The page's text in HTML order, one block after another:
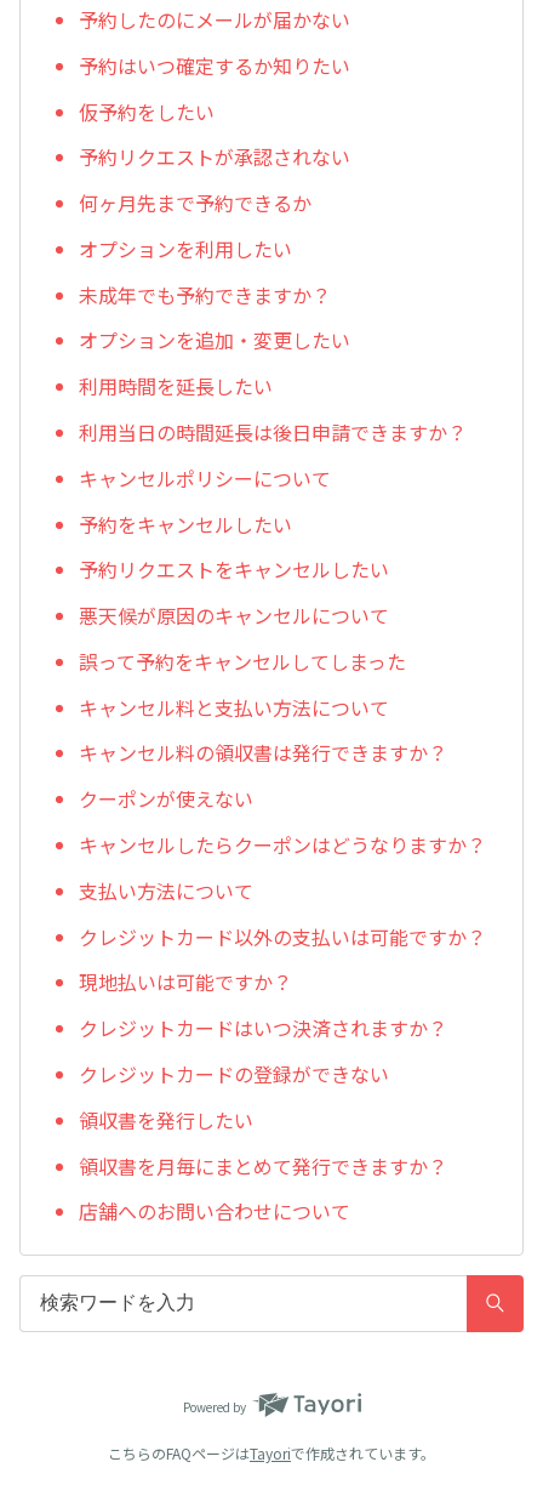
予約したのにメールが届かない
予約はいつ確定するか知りたい
仮予約をしたい
予約リクエストが承認されない
何ヶ月先まで予約できるか
オプションを利用したい
未成年でも予約できますか？
オプションを追加・変更したい
利用時間を延長したい
利用当日の時間延長は後日申請できますか？
キャンセルポリシーについて
予約をキャンセルしたい
予約リクエストをキャンセルしたい
悪天候が原因のキャンセルについて
誤って予約をキャンセルしてしまった
キャンセル料と支払い方法について
キャンセル料の領収書は発行できますか？
クーポンが使えない
キャンセルしたらクーポンはどうなりますか？
支払い方法について
クレジットカード以外の支払いは可能ですか？
現地払いは可能ですか？
クレジットカードはいつ決済されますか？
クレジットカードの登録ができない
領収書を発行したい
領収書を月毎にまとめて発行できますか？
店舗へのお問い合わせについて
Powered by
こちらのFAQページはTayoriで作成されています。